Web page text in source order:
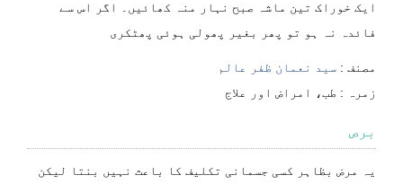
ایک خوراک تین ماشہ صبح نہار منہ کھائیں۔ اگر اس سے
فائدہ نہ ہو تو پھر بغیر پھولی ہوئی پھٹکری
مصنف : سید نعمان ظفر عالم
⁠⁠⁠زمرہ : طب، امراض اور علاج
برص
یہ مرض بظاہر کسی جسمانی تکلیف کا باعث نہیں بنتا لیکن